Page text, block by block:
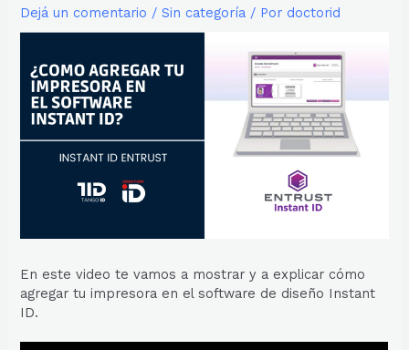
Dejá un comentario /Sin categoría / Por doctorid
En este video te vamos a mostrar y a explicar cómo
agregar tu impresora en el software de diseño Instant
ID.